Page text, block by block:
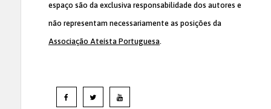
espaço são da exclusiva responsabilidade dos autores e
não representam necessariamente as posições da
Associação Ateísta Portuguesa.